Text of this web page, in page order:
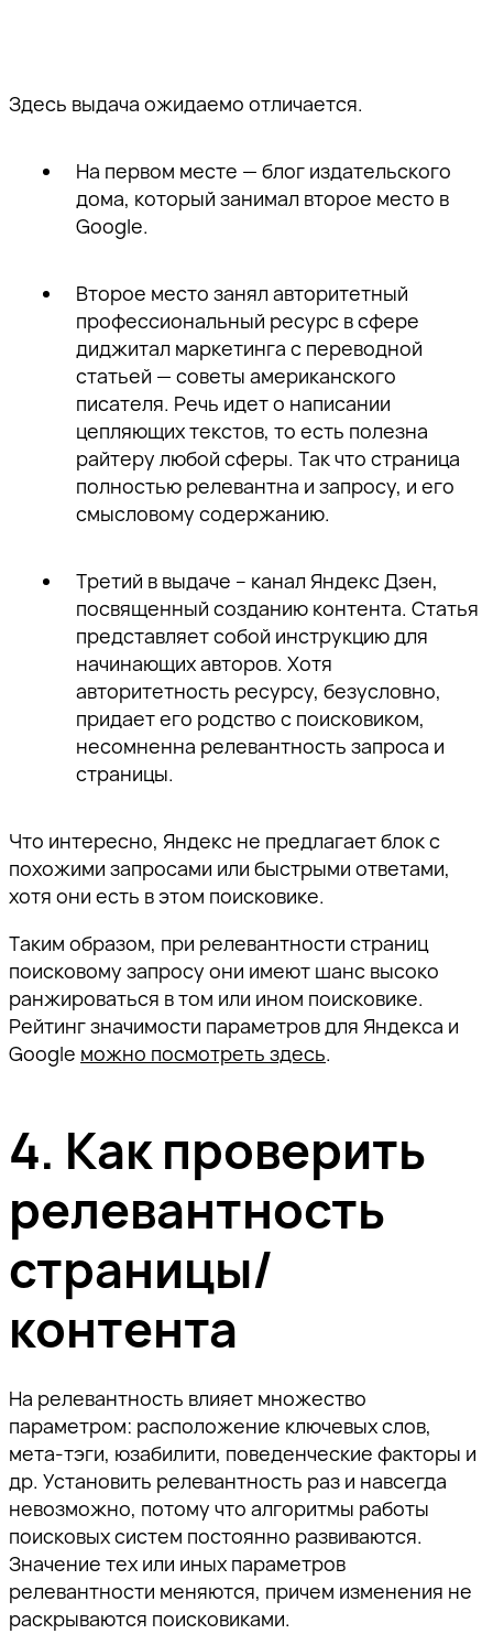
Здесь выдача ожидаемо отличается.
На первом месте — блог издательского
дома, который занимал второе место в
Google.
Второе место занял авторитетный
профессиональный ресурс в сфере
диджитал маркетинга с переводной
статьей — советы американского
писателя. Речь идет о написании
цепляющих текстов, то есть полезна
райтеру любой сферы. Так что страница
полностью релевантна и запросу, и его
смысловому содержанию.
Третий в выдаче – канал Яндекс Дзен,
посвященный созданию контента. Статья
представляет собой инструкцию для
начинающих авторов. Хотя
авторитетность ресурсу, безусловно,
придает его родство с поисковиком,
несомненна релевантность запроса и
страницы.
Что интересно, Яндекс не предлагает блок с
похожими запросами или быстрыми ответами,
хотя они есть в этом поисковике.
Таким образом, при релевантности страниц
поисковому запросу они имеют шанс высоко
ранжироваться в том или ином поисковике.
Рейтинг значимости параметров для Яндекса и
Google можно посмотреть здесь.
4. Как проверить
релевантность
страницы/
контента
На релевантность влияет множество
параметром: расположение ключевых слов,
мета-тэги, юзабилити, поведенческие факторы и
др. Установить релевантность раз и навсегда
невозможно, потому что алгоритмы работы
поисковых систем постоянно развиваются.
Значение тех или иных параметров
релевантности меняются, причем изменения не
раскрываются поисковиками.